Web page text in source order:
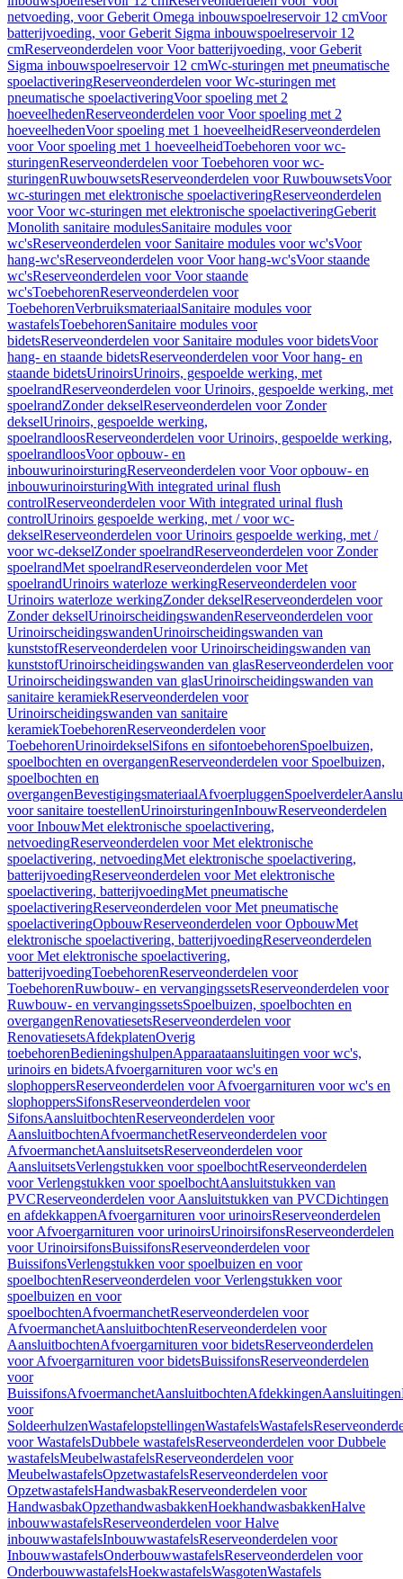
netvoeding, voor Geberit Omega inbouwspoelreservoir 12 cmVoor
batterijvoeding, voor Geberit Sigma inbouwspoelreservoir 12
cmReserveonderdelen voor Voor batterijvoeding, voor Geberit
Sigma inbouwspoelreservoir 12 cmWc-sturingen met pneumatische
spoelactiveringReserveonderdelen voor Wc-sturingen met
pneumatische spoelactiveringVoor spoeling met 2
hoeveelhedenReserveonderdelen voor Voor spoeling met 2
hoeveelhedenVoor spoeling met 1 hoeveelheidReserveonderdelen
voor Voor spoeling met 1 hoeveelheidToebehoren voor wc-
sturingenReserveonderdelen voor Toebehoren voor wc-
sturingenRuwbouwsetsReserveonderdelen voor RuwbouwsetsVoor
wc-sturingen met elektronische spoelactiveringReserveonderdelen
voor Voor wc-sturingen met elektronische spoelactiveringGeberit
Monolith sanitaire modulesSanitaire modules voor
wc'sReserveonderdelen voor Sanitaire modules voor wc'sVoor
hang-wc'sReserveonderdelen voor Voor hang-wc'sVoor staande
wc'sReserveonderdelen voor Voor staande
wc'sToebehorenReserveonderdelen voor
ToebehorenVerbruiksmateriaalSanitaire modules voor
wastafelsToebehorenSanitaire modules voor
bidetsReserveonderdelen voor Sanitaire modules voor bidetsVoor
hang- en staande bidetsReserveonderdelen voor Voor hang- en
staande bidetsUrinoirsUrinoirs, gespoelde werking, met
spoelrandReserveonderdelen voor Urinoirs, gespoelde werking, met
spoelrandZonder dekselReserveonderdelen voor Zonder
dekselUrinoirs, gespoelde werking,
spoelrandloosReserveonderdelen voor Urinoirs, gespoelde werking,
spoelrandloosVoor opbouw- en
inbouwurinoirsturingReserveonderdelen voor Voor opbouw- en
inbouwurinoirsturingWith integrated urinal flush
controlReserveonderdelen voor With integrated urinal flush
controlUrinoirs gespoelde werking, met / voor wc-
dekselReserveonderdelen voor Urinoirs gespoelde werking, met /
voor wc-dekselZonder spoelrandReserveonderdelen voor Zonder
spoelrandMet spoelrandReserveonderdelen voor Met
spoelrandUrinoirs waterloze werkingReserveonderdelen voor
Urinoirs waterloze werkingZonder dekselReserveonderdelen voor
Zonder dekselUrinoirscheidingswandenReserveonderdelen voor
UrinoirscheidingswandenUrinoirscheidingswanden van
kunststofReserveonderdelen voor Urinoirscheidingswanden van
kunststofUrinoirscheidingswanden van glasReserveonderdelen voor
Urinoirscheidingswanden van glasUrinoirscheidingswanden van
sanitaire keramiekReserveonderdelen voor
Urinoirscheidingswanden van sanitaire
keramiekToebehorenReserveonderdelen voor
ToebehorenUrinoirdekselSifons en sifontoebehorenSpoelbuizen,
spoelbochten en overgangenReserveonderdelen voor Spoelbuizen,
spoelbochten en
overgangenBevestigingsmateriaalAfvoerpluggenSpoelverdeler
voor sanitaire toestellenUrinoirsturingenInbouwReserveonderdelen
voor InbouwMet elektronische spoelactivering,
netvoedingReserveonderdelen voor Met elektronische
spoelactivering, netvoedingMet elektronische spoelactivering,
batterijvoedingReserveonderdelen voor Met elektronische
spoelactivering, batterijvoedingMet pneumatische
spoelactiveringReserveonderdelen voor Met pneumatische
spoelactiveringOpbouwReserveonderdelen voor OpbouwMet
elektronische spoelactivering, batterijvoedingReserveonderdelen
voor Met elektronische spoelactivering,
batterijvoedingToebehorenReserveonderdelen voor
ToebehorenRuwbouw- en vervangingssetsReserveonderdelen voor
Ruwbouw- en vervangingssetsSpoelbuizen, spoelbochten en
overgangenRenovatiesetsReserveonderdelen voor
RenovatiesetsAfdekplatenOverig
toebehorenBedieningshulpenApparaataansluitingen voor wc's,
urinoirs en bidetsAfvoergarnituren voor wc's en
slophoppersReserveonderdelen voor Afvoergarnituren voor wc's en
slophoppersSifonsReserveonderdelen voor
SifonsAansluitbochtenReserveonderdelen voor
AansluitbochtenAfvoermanchetReserveonderdelen voor
AfvoermanchetAansluitsetsReserveonderdelen voor
AansluitsetsVerlengstukken voor spoelbochtReserveonderdelen
voor Verlengstukken voor spoelbochtAansluitstukken van
PVCReserveonderdelen voor Aansluitstukken van PVCDichtingen
en afdekkappenAfvoergarnituren voor urinoirsReserveonderdelen
voor Afvoergarnituren voor urinoirsUrinoirsifonsReserveonderdelen
voor UrinoirsifonsBuissifonsReserveonderdelen voor
BuissifonsVerlengstukken voor spoelbuizen en voor
spoelbochtenReserveonderdelen voor Verlengstukken voor
spoelbuizen en voor
spoelbochtenAfvoermanchetReserveonderdelen voor
AfvoermanchetAansluitbochtenReserveonderdelen voor
AansluitbochtenAfvoergarnituren voor bidetsReserveonderdelen
voor Afvoergarnituren voor bidetsBuissifonsReserveonderdelen
voor
BuissifonsAfvoermanchetAansluitbochtenAfdekkingenAansluitingen
voor
SoldeerhulzenWastafelopstellingenWastafelsWastafels
voor WastafelsDubbele wastafelsReserveonderdelen voor Dubbele
wastafelsMeubelwastafelsReserveonderdelen voor
MeubelwastafelsOpzetwastafelsReserveonderdelen voor
OpzetwastafelsHandwasbakReserveonderdelen voor
HandwasbakOpzethandwasbakkenHoekhandwasbakkenHalve
inbouwwastafelsReserveonderdelen voor Halve
inbouwwastafelsInbouwwastafelsReserveonderdelen voor
InbouwwastafelsOnderbouwwastafelsReserveonderdelen voor
OnderbouwwastafelsHoekwastafelsWasgotenWastafels